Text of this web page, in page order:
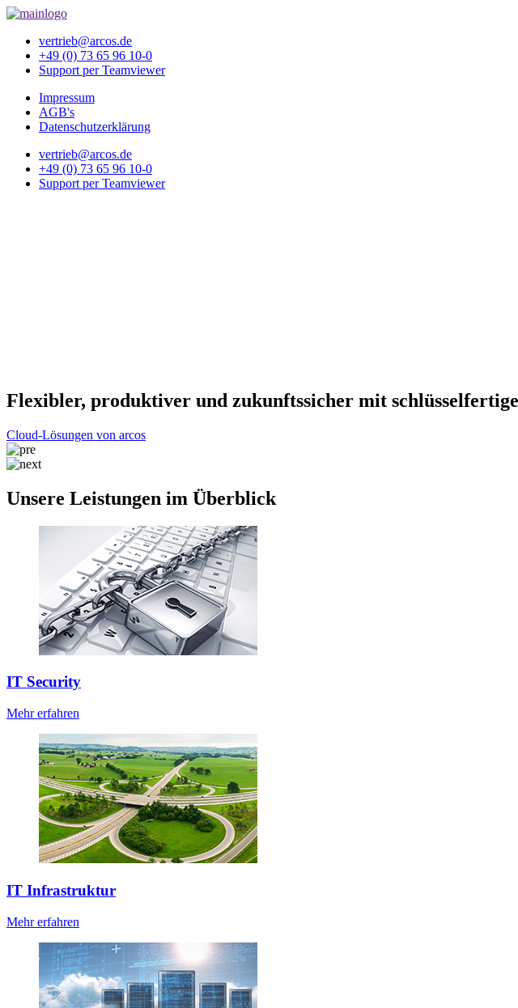
vertrieb@arcos.de
+49 (0) 73 65 96 10-0
Support per Teamviewer
Impressum
AGB's
Datenschutzerklärung
vertrieb@arcos.de
+49 (0) 73 65 96 10-0
Support per Teamviewer
Flexibler, produktiver und zukunftssicher mit
Cloud-Lösungen von arcos
Flexibler, produktiver und zukunftssicher mit
Cloud-Lösungen von arcos
Unsere Leistungen im Überblick
IT Security
Mehr erfahren
IT Infrastruktur
Mehr erfahren